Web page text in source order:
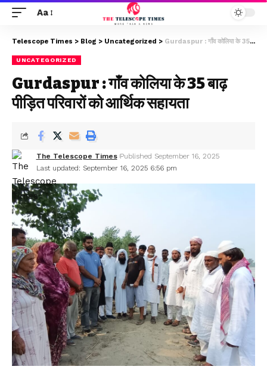
Aa
Telescope Times > Blog > Uncategorized > Gurdaspur : गाँव कोलिया के 35 बाढ़ पीड़ित परिवारों को आर्थिक सहायता
UNCATEGORIZED
Gurdaspur : गाँव कोलिया के 35 बाढ़
पीड़ित परिवारों को आर्थिक सहायता
Last updated: September 16, 2025 6:56 pm
The Telescope Times Published September 16, 2025